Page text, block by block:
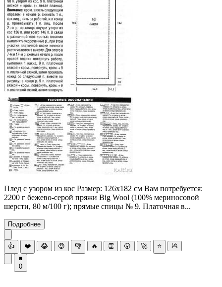
Плед с узором из кос Размер: 126x182 см Вам потребуется:
2200 г бежево-серой пряжи Big Wool (100% мериносовой
шерсти, 80 м/100 г); прямые спицы № 9. Платочная в...
Подробнее
👍 ❤️ 😂 😍 👎 🔥 👏 😮 🚀 ⭐ 💩
0